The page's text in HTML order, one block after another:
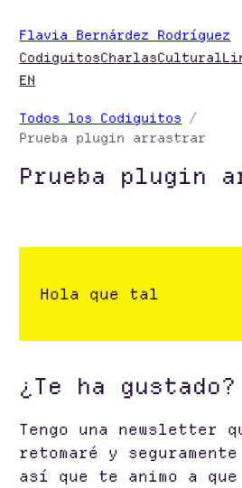
al
contenido
Flavia Bernárdez Rodríguez
CodiguitosCharlasCultural
EN
Todos los Codiguitos
Prueba plugin arrastrar
Prueba plugin
Hola que tal
¿Te ha gustado?
Tengo una newsletter
retomaré y
así que te animo a